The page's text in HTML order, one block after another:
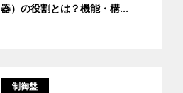
器）の役割とは？機能・構...
制御盤